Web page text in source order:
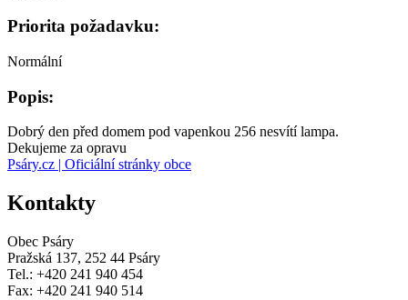
Priorita požadavku:
Normální
Popis:
Dobrý den před domem pod vapenkou 256 nesvítí lampa.
Dekujeme za opravu
Psáry.cz | Oficiální stránky obce
Kontakty
Obec Psáry
Pražská 137, 252 44 Psáry
Tel.: +420 241 940 454
Fax: +420 241 940 514